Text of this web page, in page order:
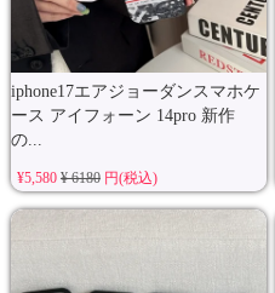
iphone17エアジョーダンスマホケ
ース アイフォーン 14pro 新作
の...
¥5,580 ¥ 6180円(税込)